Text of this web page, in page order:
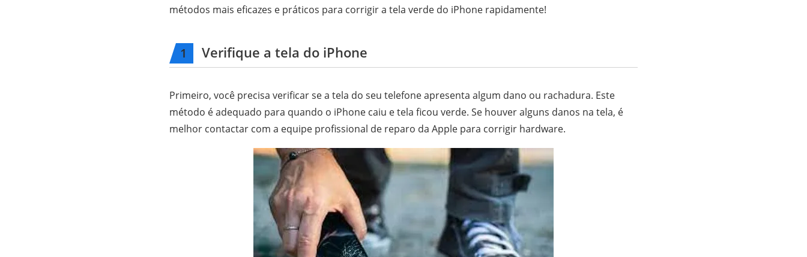
métodos mais eficazes e práticos para corrigir a tela verde do iPhone rapidamente!
1 Verifique a tela do iPhone
Primeiro, você precisa verificar se a tela do seu telefone apresenta algum dano ou rachadura. Este
método é adequado para quando o iPhone caiu e tela ficou verde. Se houver alguns danos na tela, é
melhor contactar com a equipe profissional de reparo da Apple para corrigir hardware.